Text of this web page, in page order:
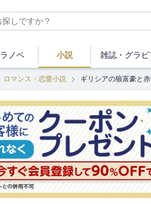
ラノベ 小説 雑誌・ グラビ
ロマンス・恋愛小説 ギリシアの狼富豪と